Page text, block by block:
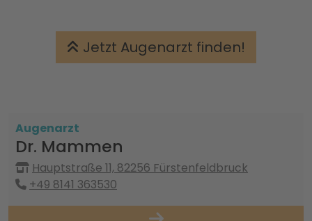
Jetzt Augenarzt finden!
Augenarzt
Dr. Mammen
Hauptstraße 11, 82256 Fürstenfeldbruck
+49 8141 363530